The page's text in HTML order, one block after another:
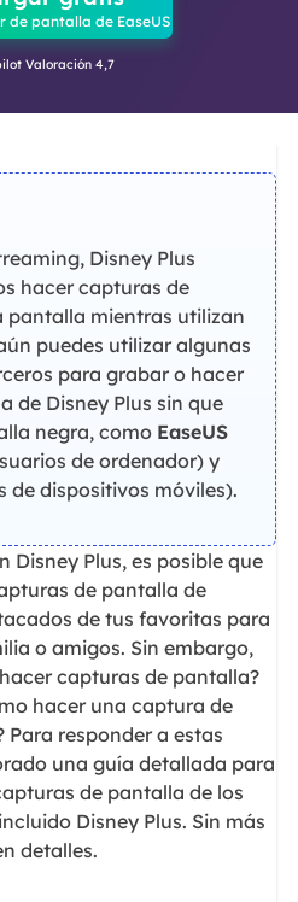
de pantalla de EaseUS
Valoración 4,7
Disney Plus
hacer capturas de
pantalla mientras utilizan
puedes utilizar algunas
para grabar o hacer
de Disney Plus sin que
negra, como EaseUS
de ordenador) y
de dispositivos móviles).
Disney Plus, es posible que
de pantalla de
de tus favoritas para
o amigos. Sin embargo,
capturas de pantalla?
hacer una captura de
Para responder a estas
una guía detallada para
de pantalla de los
Disney Plus. Sin más
detalles.